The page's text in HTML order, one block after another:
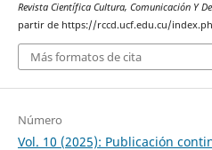
Revista Científica Cultura, Comunicación Y
partir de https://rccd.ucf.edu.cu/
Más formatos de cita
Número
Vol. 10 (2025): Publicación